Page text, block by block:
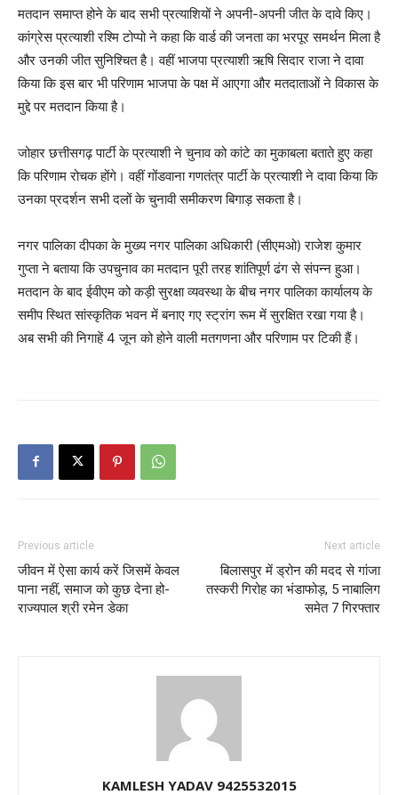
मतदान समाप्त होने के बाद सभी प्रत्याशियों ने अपनी-अपनी जीत के दावे किए।
कांग्रेस प्रत्याशी रश्मि टोप्पो ने कहा कि वार्ड की जनता का भरपूर समर्थन मिला है
और उनकी जीत सुनिश्चित है। वहीं भाजपा प्रत्याशी ऋषि सिदार राजा ने दावा
किया कि इस बार भी परिणाम भाजपा के पक्ष में आएगा और मतदाताओं ने विकास के
मुद्दे पर मतदान किया है।
जोहार छत्तीसगढ़ पार्टी के प्रत्याशी ने चुनाव को कांटे का मुकाबला बताते हुए कहा
कि परिणाम रोचक होंगे। वहीं गोंडवाना गणतंत्र पार्टी के प्रत्याशी ने दावा किया कि
उनका प्रदर्शन सभी दलों के चुनावी समीकरण बिगाड़ सकता है।
नगर पालिका दीपका के मुख्य नगर पालिका अधिकारी (सीएमओ) राजेश कुमार
गुप्ता ने बताया कि उपचुनाव का मतदान पूरी तरह शांतिपूर्ण ढंग से संपन्न हुआ।
मतदान के बाद ईवीएम को कड़ी सुरक्षा व्यवस्था के बीच नगर पालिका कार्यालय के
समीप स्थित सांस्कृतिक भवन में बनाए गए स्ट्रांग रूम में सुरक्षित रखा गया है।
अब सभी की निगाहें 4 जून को होने वाली मतगणना और परिणाम पर टिकी हैं।
Previous article
जीवन में ऐसा कार्य करें जिसमें केवल
पाना नहीं, समाज को कुछ देना हो-
राज्यपाल श्री रमेन डेका
Next article
बिलासपुर में ड्रोन की मदद से गांजा
तस्करी गिरोह का भंडाफोड़, 5 नाबालिग
समेत 7 गिरफ्तार
KAMLESH YADAV 9425532015